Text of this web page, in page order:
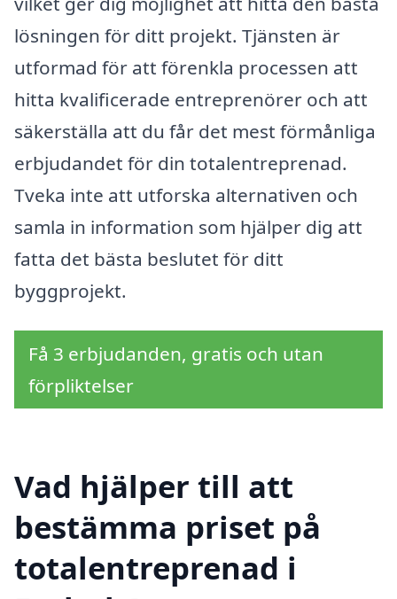
lösningen för ditt projekt. Tjänsten är
utformad för att förenkla processen att
hitta kvalificerade entreprenörer och att
säkerställa att du får det mest förmånliga
erbjudandet för din totalentreprenad.
Tveka inte att utforska alternativen och
samla in information som hjälper dig att
fatta det bästa beslutet för ditt
byggprojekt.
Få 3 erbjudanden, gratis och utan
förpliktelser
Vad hjälper till att
bestämma priset på
totalentreprenad i